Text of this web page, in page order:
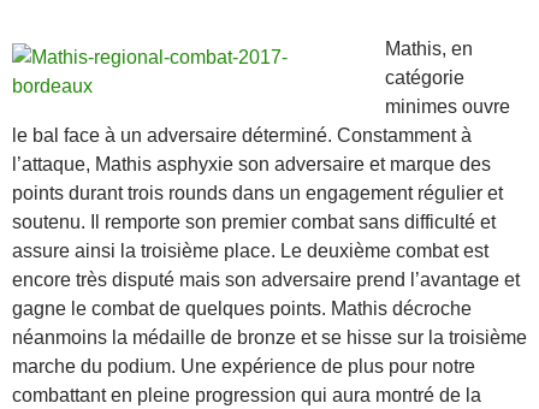
Mathis, en
catégorie
minimes ouvre
le bal face à un adversaire déterminé. Constamment à
l’attaque, Mathis asphyxie son adversaire et marque des
points durant trois rounds dans un engagement régulier et
soutenu. Il remporte son premier combat sans difficulté et
assure ainsi la troisième place. Le deuxième combat est
encore très disputé mais son adversaire prend l’avantage et
gagne le combat de quelques points. Mathis décroche
néanmoins la médaille de bronze et se hisse sur la troisième
marche du podium. Une expérience de plus pour notre
combattant en pleine progression qui aura montré de la